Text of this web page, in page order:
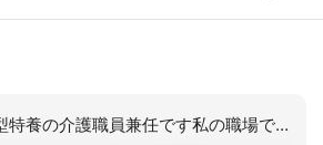
お疲れ様です従来型特養の介護職員兼任です私の職場でも陽性者も濃厚接触者も10日間